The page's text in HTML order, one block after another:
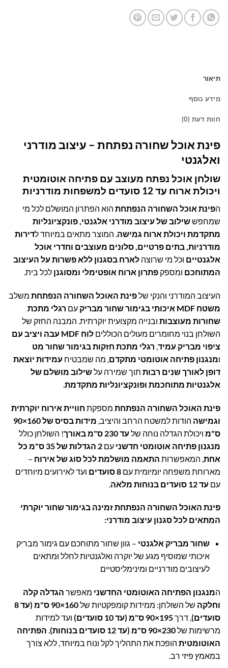
תיאור
מידע נוסף
חוות דעת (0)
פינת אוכל שחורה נפתחת – עיצוב מודרני
ואלגנטי
שולחן אוכל נפתח מעוצב עם פתיחה אוטומטית
ויכולת ארוח עד 12 סועדים למשפחות מודרניות
הפינת אוכל השחורה הנפתחת הוא הפתרון המושלם לכל מי
שמחפששילוב של עיצוב מודרני אלגנטי, פונקציונליות
מתקדמת ויכולת ארוח גמישה. המוצר מתאים במיוחד לדירות
מודרניות, בתים פרטיים, סלונים מעוצבים וחדרי אוכל
אלגנטיים וכל מי שרוצה לארח בסגנון ללא פשרות על העיצוב
המתוחכם ומספק פתרון ארוח אופטימלי ומסוגנן לכל בית.
העיצוב המודרני והנקי שלפינת האוכל השחורה הנפתחת משלב
משטח MDF איכותי בגימור שחור מבריק
עם רגלי מתכת
שחורות מעוצבות ובנייה מקצועית יוקרתית. המבנה החזק של
השולחן בנוי מחומרים מעולים הכוללים
לוח MDF עבה ויציב עם
ציפוי מבריק עמיד, רגלי מתכת חזקות בגימור שחור מט
ומנגנון פתיחה אוטומטי מתקדם, מה שמבטיח עמידות יוצאת
דופן לאורך שנים רבות תוך שמירה עלשילוב מושלם של
אלגנטיות מתוחכמת ופונקציונליות מתקדמת.
פינת האוכל השחורה הנפתחת מספקת חוויית אירוח יוקרתית
וגמישה הודות למשטח הרחב והיציב,
מידות בסיס של 160×90
ס"מ ויכולת הגדלה נוחה של עד 230 ס"מ באורך
! השולחן כולל
מנגנון פתיחה אוטומטי חדשני עם
2 הגדלות של 35 ס"מ כל
אחת , המאפשרות התאמה מושלמת לכל סוג של אירוח –
מארוחת משפחה יומיומית עם 8 סועדים
ועד לאירועים מיוחדים
עם עד 12 סועדים בנוחות מלאה
פינת האוכל השחורה הנפתחת זמינה בגימור שחור יוקרתי
המתאים לכל סגנון עיצוב מודרני:
שחור מבריק אלגנטי – גוון שחור מתוחכם עם גימור מבריק
איכותי שמוסיף מגע של יוקרה ואלגנטיות לחלל ומתאים
לעיצובים מודרניים ומינימליסטיים
המנגנון הפתיחה האוטומטי החדשני מאפשר הגדלה קלה
וחלקה של השולחן: ממידות קומפקטיות של
160×90 ס"מ (עד 8
סועדים), דרך195×90 ס"מ (עד 10 סועדים)
ועד למידות
מרשימות של230×90 ס"מ (עד 12 סועדים בנוחות) . הפתיחה
האוטומטית הופכת את התהליך לקל ונוח במיוחד, ללא צורך
במאמץ פיזי רב.